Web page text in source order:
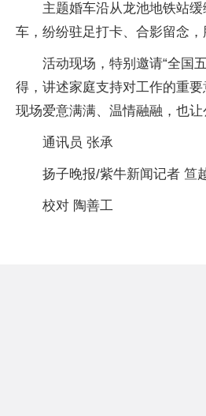
主题婚车沿从龙池地铁站
车，纷纷驻足打卡、合影留念
活动现场，特别邀请“全国
得，讲述家庭支持对工作的重
现场爱意满满、温情融融，也
通讯员 张承
扬子晚报/紫牛新闻记者 笪
校对 陶善工